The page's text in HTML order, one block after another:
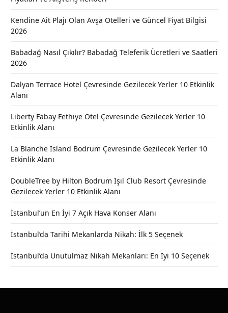
Kendine Ait Plajı Olan Avşa Otelleri ve Güncel Fiyat Bilgisi
2026
Babadağ Nasıl Çıkılır? Babadağ Teleferik Ücretleri ve Saatleri
2026
Dalyan Terrace Hotel Çevresinde Gezilecek Yerler 10 Etkinlik
Alanı
Liberty Fabay Fethiye Otel Çevresinde Gezilecek Yerler 10
Etkinlik Alanı
La Blanche Island Bodrum Çevresinde Gezilecek Yerler 10
Etkinlik Alanı
DoubleTree by Hilton Bodrum Işıl Club Resort Çevresinde
Gezilecek Yerler 10 Etkinlik Alanı
İstanbul’un En İyi 7 Açık Hava Konser Alanı
İstanbul’da Tarihi Mekanlarda Nikah: İlk 5 Seçenek
İstanbul’da Unutulmaz Nikah Mekanları: En İyi 10 Seçenek